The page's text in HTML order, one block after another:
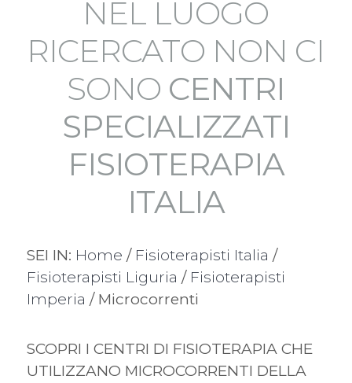
NEL LUOGO
RICERCATO NON CI
SONO CENTRI
SPECIALIZZATI
FISIOTERAPIA
ITALIA
SEI IN: Home / Fisioterapisti Italia /
Fisioterapisti Liguria / Fisioterapisti
Imperia / Microcorrenti
SCOPRI I CENTRI DI FISIOTERAPIA CHE
UTILIZZANO MICROCORRENTI DELLA